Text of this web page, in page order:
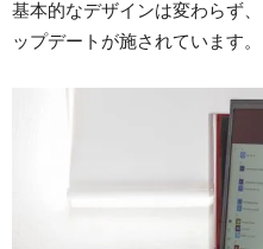
基本的なデザインは変わらず
ップデートが施されています。